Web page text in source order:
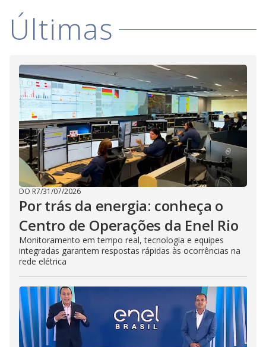
i
d
e
o
Últimas
DO R7/31/07/2026
Por trás da energia: conheça o
Centro de Operações da Enel Rio
Monitoramento em tempo real, tecnologia e equipes
integradas garantem respostas rápidas às ocorrências na
rede elétrica